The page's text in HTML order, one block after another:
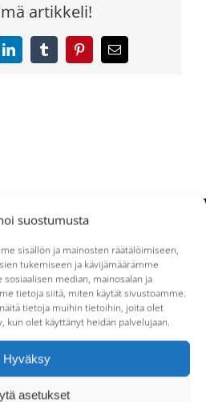
suostumusta
sisällön ja mainosten räätälöimiseen,
tukemiseen ja kävijämäärämme
median, mainosalan ja
tietoja siitä, miten käytät sivustoamme.
tietoja muihin tietoihin, joita olet
kun olet käyttänyt heidän palvelujaan.
Hyväksy
asetukset
artikkeli!
LinkedInTumblrPinterestSähköposti
21
Helsinki